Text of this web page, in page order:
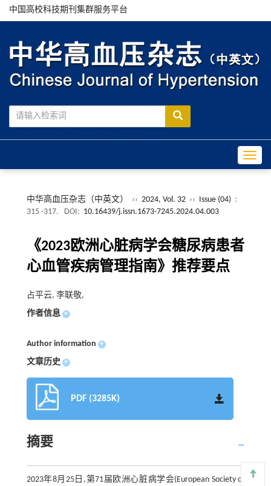
中国高校科技期刊集群服务平台
中华高血压杂志（中英文） ›› 2024, Vol. 32 ›› Issue (04) :
315 -317.
DOI: 10.16439/j.issn.1673-7245.2024.04.003
《2023欧洲心脏病学会糖尿病患者
心血管疾病管理指南》推荐要点
占平云, 李联敬,
作者信息 +
Author information +
文章历史 +
PDF (3285K)
摘要
2023年8月25日,第71届欧洲心脏病学会(European Society of